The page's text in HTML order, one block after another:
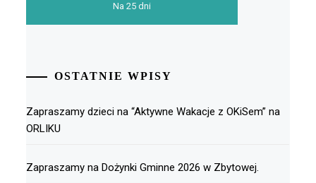
Na 25 dni
OSTATNIE WPISY
Zapraszamy dzieci na “Aktywne Wakacje z OKiSem” na
ORLIKU
Zapraszamy na Dożynki Gminne 2026 w Zbytowej.